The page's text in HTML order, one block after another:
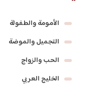
الأمومة والطفولة
التجميل والموضة
الحب والزواج
الخليج العربي